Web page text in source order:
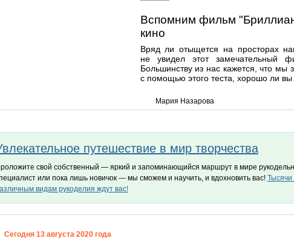
Вспомним фильм
кино
Вряд ли отыщется на просторах
не увидел этот замечательный
Большинству из нас кажется, что мы
с помощью этого теста, хорошо ли
Мария Назарова
путешествие в мир творчества
свой собственный — яркий и запоминающийся маршрут в мире
или пока лишь новичок — мы сможем и научить, и вдохновить вас! Тысячи
видам рукоделия ждут вас!
Сегодня 13 августа 2020 года